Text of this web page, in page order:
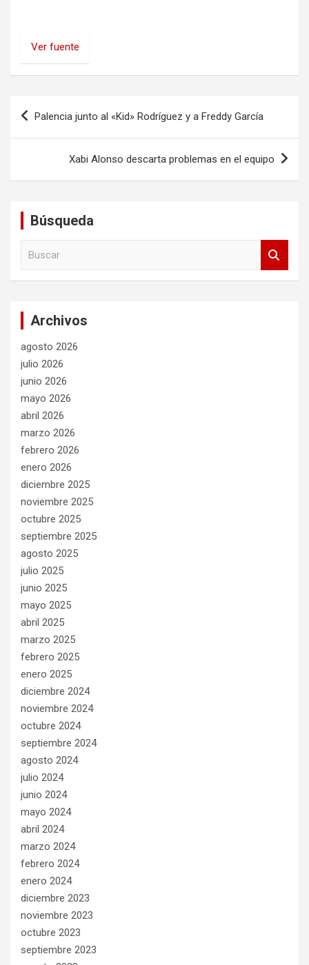
Ver fuente
Navegación
Palencia junto al «Kid» Rodríguez y a Freddy García
Xabi Alonso descarta problemas en el equipo
Búsqueda
Archivos
agosto 2026
julio 2026
junio 2026
mayo 2026
abril 2026
marzo 2026
febrero 2026
enero 2026
diciembre 2025
noviembre 2025
octubre 2025
septiembre 2025
agosto 2025
julio 2025
junio 2025
mayo 2025
abril 2025
marzo 2025
febrero 2025
enero 2025
diciembre 2024
noviembre 2024
octubre 2024
septiembre 2024
agosto 2024
julio 2024
junio 2024
mayo 2024
abril 2024
marzo 2024
febrero 2024
enero 2024
diciembre 2023
noviembre 2023
octubre 2023
septiembre 2023